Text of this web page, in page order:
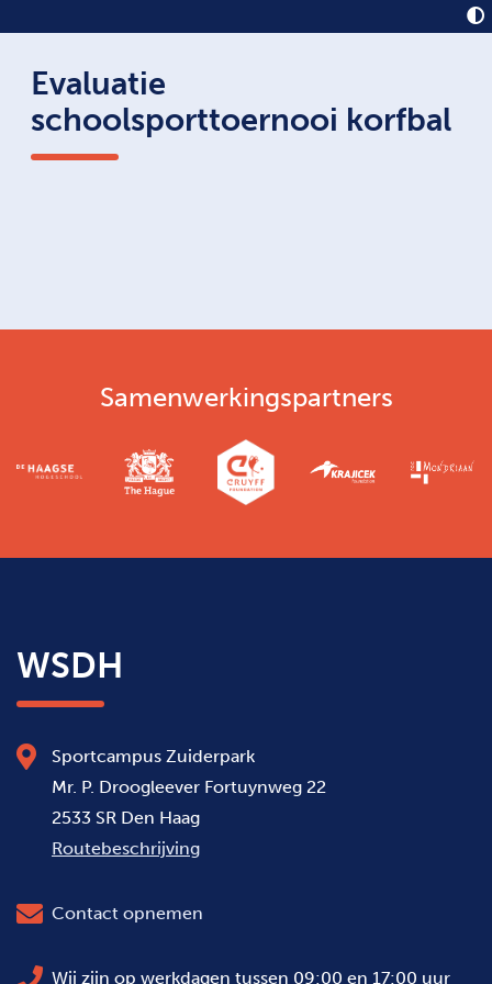
Evaluatie
schoolsporttoernooi korfbal
Samenwerkingspartners
WSDH
Sportcampus Zuiderpark
Mr. P. Droogleever Fortuynweg 22
2533 SR Den Haag
Routebeschrijving
Contact opnemen
Wij zijn op werkdagen tussen 09:00 en 17:00 uur